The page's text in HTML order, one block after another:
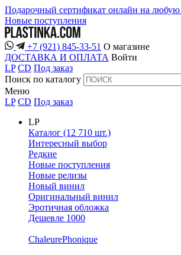
Подарочный сертификат онлайн на
Новые поступления
+7 (921) 845-33-51 О магазине
ДОСТАВКА И ОПЛАТА Войти
LP CD Под заказ
Поиск по каталогу
Меню
LP CD Под заказ
LP
Каталог (12 710 шт.)
Интересный выбор
Редкие
Новые поступления
Новые релизы
Новый винил
Оригинальный винил
Эротичная обложка
Дешевле 1000
ChaleurePhonique